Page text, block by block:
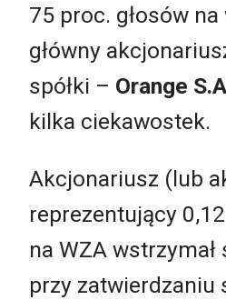
75 proc. głosów
główny
spółki – Orange
kilka ciekawostek.
Akcjonariusz (lub
reprezentujący
na WZA wstrzymał
przy zatwierdzaniu